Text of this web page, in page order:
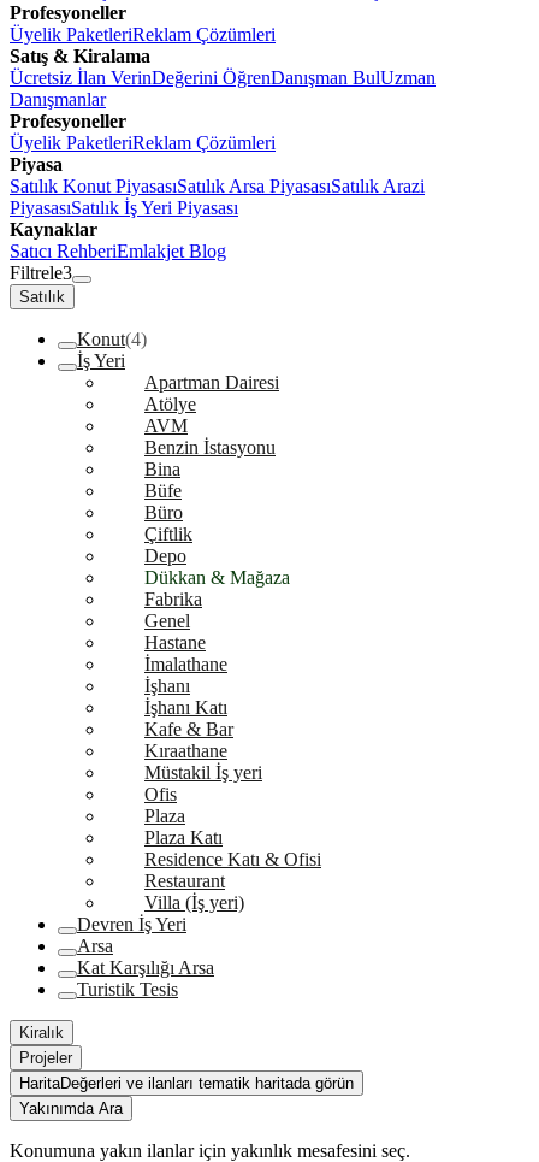
Profesyoneller
Üyelik PaketleriReklam Çözümleri
Satış & Kiralama
Ücretsiz İlan VerinDeğerini ÖğrenDanışman BulUzman
Danışmanlar
Profesyoneller
Üyelik PaketleriReklam Çözümleri
Piyasa
Satılık Konut PiyasasıSatılık Arsa PiyasasıSatılık Arazi
PiyasasıSatılık İş Yeri Piyasası
Kaynaklar
Satıcı RehberiEmlakjet Blog
Filtrele3
Satılık
Konut(4)
İş Yeri
Apartman Dairesi
Atölye
AVM
Benzin İstasyonu
Bina
Büfe
Büro
Çiftlik
Depo
Dükkan & Mağaza
Fabrika
Genel
Hastane
İmalathane
İşhanı
İşhanı Katı
Kafe & Bar
Kıraathane
Müstakil İş yeri
Ofis
Plaza
Plaza Katı
Residence Katı & Ofisi
Restaurant
Villa (İş yeri)
Devren İş Yeri
Arsa
Kat Karşılığı Arsa
Turistik Tesis
Kiralık
Projeler
HaritaDeğerleri ve ilanları tematik haritada görün
Yakınımda Ara
Konumuna yakın ilanlar için yakınlık mesafesini seç.